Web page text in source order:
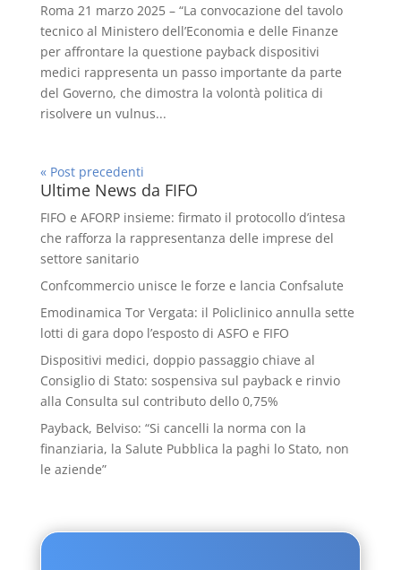
Roma 21 marzo 2025 – “La convocazione del tavolo
tecnico al Ministero dell’Economia e delle Finanze
per affrontare la questione payback dispositivi
medici rappresenta un passo importante da parte
del Governo, che dimostra la volontà politica di
risolvere un vulnus...
« Post precedenti
Ultime News da FIFO
FIFO e AFORP insieme: firmato il protocollo d’intesa
che rafforza la rappresentanza delle imprese del
settore sanitario
Confcommercio unisce le forze e lancia Confsalute
Emodinamica Tor Vergata: il Policlinico annulla sette
lotti di gara dopo l’esposto di ASFO e FIFO
Dispositivi medici, doppio passaggio chiave al
Consiglio di Stato: sospensiva sul payback e rinvio
alla Consulta sul contributo dello 0,75%
Payback, Belviso: “Si cancelli la norma con la
finanziaria, la Salute Pubblica la paghi lo Stato, non
le aziende”